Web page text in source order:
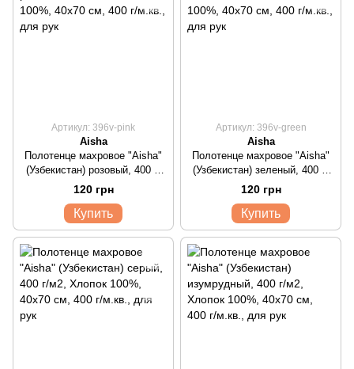
Артикул: 396v-pink
Aisha
Полотенце махровое "Aisha"
(Узбекистан) розовый, 400 г/
м2
120 грн
Купить
Артикул: 396v-green
Aisha
Полотенце махровое "Aisha"
(Узбекистан) зеленый, 400 г/
м2
120 грн
Купить